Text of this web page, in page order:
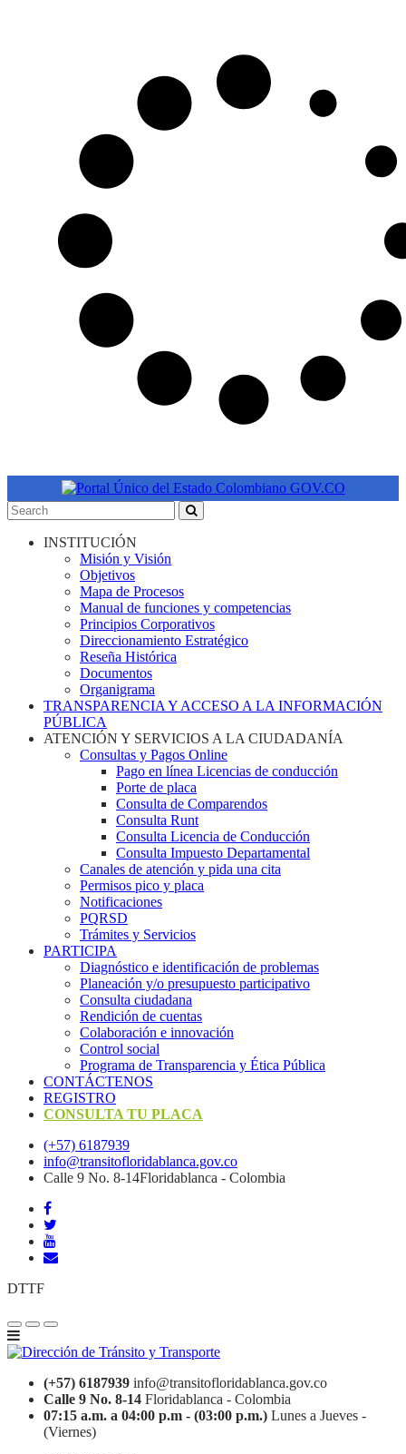
INSTITUCIÓN
Misión y Visión
Objetivos
Mapa de Procesos
Manual de funciones y competencias
Principios Corporativos
Direccionamiento Estratégico
Reseña Histórica
Documentos
Organigrama
TRANSPARENCIA Y ACCESO A LA INFORMACIÓN
PÚBLICA
ATENCIÓN Y SERVICIOS A LA CIUDADANÍA
Consultas y Pagos Online
Pago en línea Licencias de conducción
Porte de placa
Consulta de Comparendos
Consulta Runt
Consulta Licencia de Conducción
Consulta Impuesto Departamental
Canales de atención y pida una cita
Permisos pico y placa
Notificaciones
PQRSD
Trámites y Servicios
PARTICIPA
Diagnóstico e identificación de problemas
Planeación y/o presupuesto participativo​
Consulta ciudadana
Rendición de cuentas
Colaboración e innovación
Control social
Programa de Transparencia y Ética Pública
CONTÁCTENOS
REGISTRO
CONSULTA TU PLACA
(+57) 6187939
info@transitofloridablanca.gov.co
Calle 9 No. 8-14Floridablanca - Colombia
DTTF
(+57) 6187939 info@transitofloridablanca.gov.co
Calle 9 No. 8-14 Floridablanca - Colombia
07:15 a.m. a 04:00 p.m - (03:00 p.m.) Lunes a Jueves -
(Viernes)